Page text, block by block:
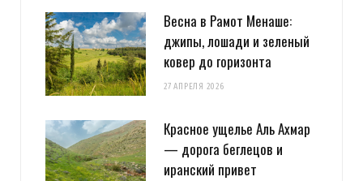
Весна в Рамот Менаше:
джипы, лошади и зеленый
ковер до горизонта
27 АПРЕЛЯ 2026
Красное ущелье Аль Ахмар
— дорога беглецов и
иранский привет